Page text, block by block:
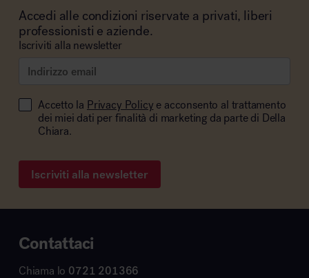
Accedi alle condizioni riservate a privati, liberi
professionisti e aziende.
Iscriviti alla newsletter
Accetto la Privacy Policy e acconsento al trattamento
dei miei dati per finalità di marketing da parte di Della
Chiara.
Iscriviti alla newsletter
Contattaci
Chiama lo 0721 201366